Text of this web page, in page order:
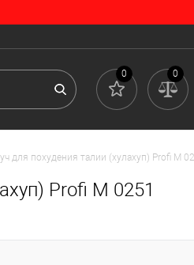
0 0
для похудения талии (хулахуп) Profi M
Profi M 0251